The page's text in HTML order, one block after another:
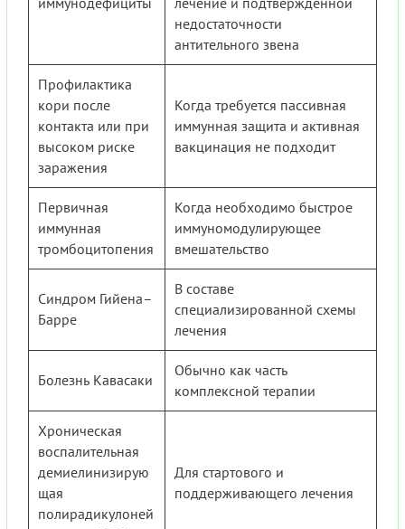
недостаточности
антительного звена
Профилактика
кори после
контакта или при
высоком риске
заражения
Когда требуется пассивная
иммунная защита и активная
вакцинация не подходит
Первичная
иммунная
тромбоцитопения
Когда необходимо быстрое
иммуномодулирующее
вмешательство
Синдром Гийена–
Барре
В составе
специализированной схемы
лечения
Болезнь Кавасаки
Обычно как часть
комплексной терапии
Хроническая
воспалительная
демиелинизирую
щая
полирадикулоней
Для стартового и
поддерживающего лечения